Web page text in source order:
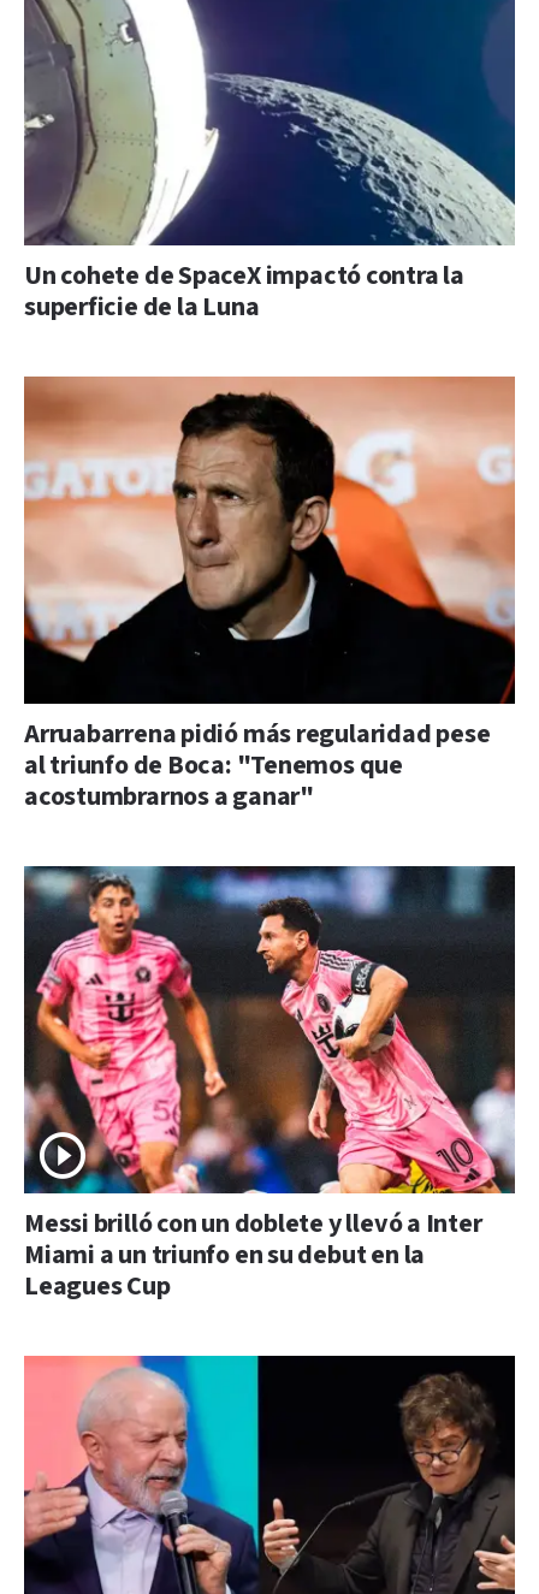
Un cohete de SpaceX impactó contra la
superficie de la Luna
Arruabarrena pidió más regularidad pese
al triunfo de Boca: "Tenemos que
acostumbrarnos a ganar"
Messi brilló con un doblete y llevó a Inter
Miami a un triunfo en su debut en la
Leagues Cup